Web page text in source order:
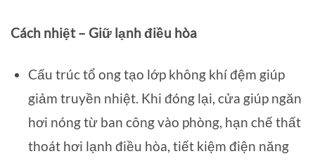
Cách nhiệt – Giữ lạnh điều hòa
Cấu trúc tổ ong tạo lớp không khí đệm giúp
giảm truyền nhiệt. Khi đóng lại, cửa giúp ngăn
hơi nóng từ ban công vào phòng, hạn chế thất
thoát hơi lạnh điều hòa, tiết kiệm điện năng